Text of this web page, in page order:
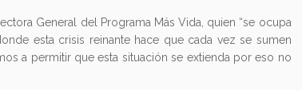
General del Programa Más Vida, quien “se ocupa
esta crisis reinante hace que cada vez se sumen
a permitir que esta situación se extienda por eso no